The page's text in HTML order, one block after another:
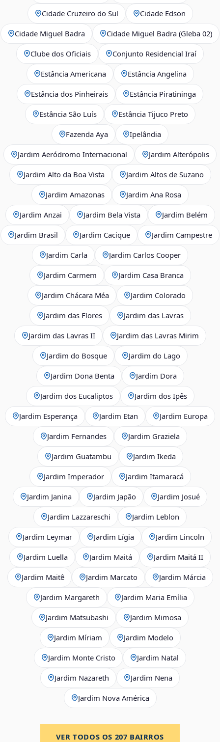
Cidade Cruzeiro do Sul Cidade Edson
Cidade Miguel Badra Cidade Miguel Badra (Gleba 02)
Clube dos Oficiais Conjunto Residencial Iraí
Estância Americana Estância Angelina
Estância dos Pinheirais Estância Piratininga
Estância São Luís Estância Tijuco Preto
Fazenda Aya Ipelândia
Jardim Aeródromo Internacional Jardim Alterópolis
Jardim Alto da Boa Vista Jardim Altos de Suzano
Jardim Amazonas Jardim Ana Rosa
Jardim Anzai Jardim Bela Vista Jardim Belém
Jardim Brasil Jardim Cacique Jardim Campestre
Jardim Carla Jardim Carlos Cooper
Jardim Carmem Jardim Casa Branca
Jardim Chácara Méa Jardim Colorado
Jardim das Flores Jardim das Lavras
Jardim das Lavras II Jardim das Lavras Mirim
Jardim do Bosque Jardim do Lago
Jardim Dona Benta Jardim Dora
Jardim dos Eucaliptos Jardim dos Ipês
Jardim Esperança Jardim Etan Jardim Europa
Jardim Fernandes Jardim Graziela
Jardim Guatambu Jardim Ikeda
Jardim Imperador Jardim Itamaracá
Jardim Janina Jardim Japão Jardim Josué
Jardim Lazzareschi Jardim Leblon
Jardim Leymar Jardim Lígia Jardim Lincoln
Jardim Luella Jardim Maitá Jardim Maitá II
Jardim Maitê Jardim Marcato Jardim Márcia
Jardim Margareth Jardim Maria Emília
Jardim Matsubashi Jardim Mimosa
Jardim Míriam Jardim Modelo
Jardim Monte Cristo Jardim Natal
Jardim Nazareth Jardim Nena
Jardim Nova América
VER TODOS OS 207 BAIRROS